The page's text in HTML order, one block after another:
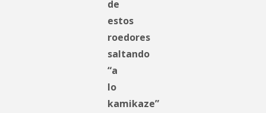
de
estos
roedores
saltando
“a
lo
kamikaze”